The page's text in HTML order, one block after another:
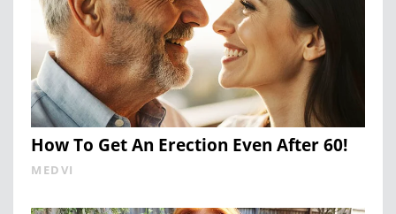
How To Get An Erection Even After 60!
MEDVI